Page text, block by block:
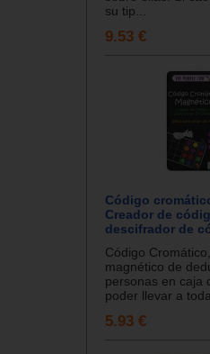
su tip...
9.53 €
Código
Creador de
descifrador de
Código
magnético de
personas en caja
poder llevar a
5.93 €